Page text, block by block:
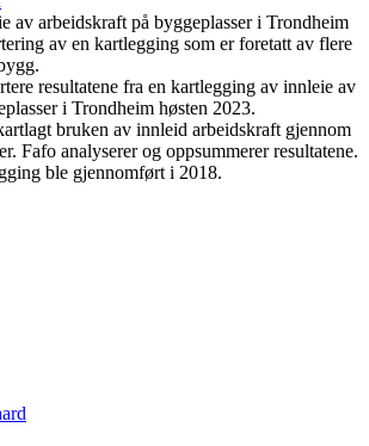
av arbeidskraft på byggeplasser i Trondheim
av en kartlegging som er foretatt av flere
resultatene fra en kartlegging av innleie av
i Trondheim høsten 2023.
bruken av innleid arbeidskraft gjennom
Fafo analyserer og oppsummerer resultatene.
ble gjennomført i 2018.